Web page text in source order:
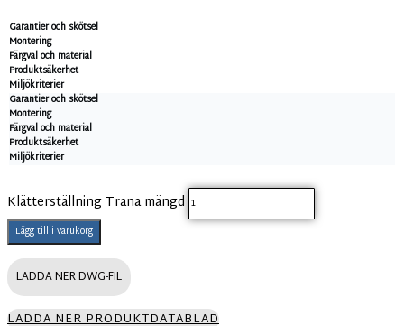
Garantier och skötsel
Montering
Färgval och material
Produktsäkerhet
Miljökriterier
Garantier och skötsel
Montering
Färgval och material
Produktsäkerhet
Miljökriterier
Klätterställning Trana mängd
Lägg till i varukorg
LADDA NER DWG-FIL
LADDA NER PRODUKTDATABLAD